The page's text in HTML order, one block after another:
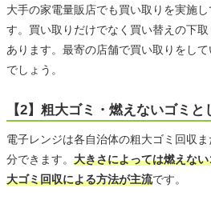
大手の家電量販店でも買い取りを実施
す。買い取りだけでなく買い替えの下
あります。最寄の店舗で買い取りをし
でしょう。
【2】粗大ゴミ・燃えないゴミと
電子レンジは各自治体の粗大ゴミ回収
分できます。 大きさによっては燃えな
大ゴミ回収による方法が主流です。